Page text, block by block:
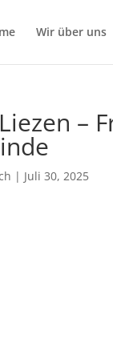
Wir über uns
–
| Juli 30, 2025